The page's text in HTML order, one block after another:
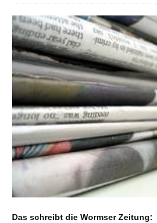
Das schreibt die Wormser Zeitung: